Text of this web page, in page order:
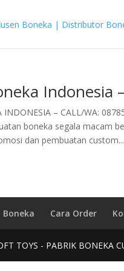
Indonesia
INDONESIA – CALL/WA:
boneka segala macam
dan pembuatan custom...
Boneka Cara Order
TOYS - PABRIK BONEKA